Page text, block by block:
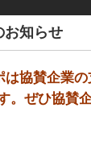
お知らせ
は協賛企業
。ぜひ協賛